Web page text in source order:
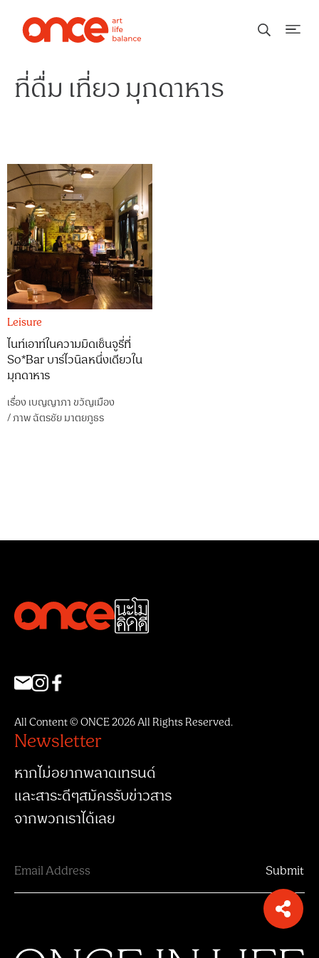
ที่ดื่ม เที่ยว มุกดาหาร
Leisure
ไนท์เอาท์ในความมิดเซ็นจูรี่ที่
So*Bar บาร์ไวนิลหนึ่งเดียวใน
มุกดาหาร
เรื่อง เบญญาภา ขวัญเมือง
/ภาพฉัตรชัย มาตยภูธร
All Content © ONCE 2026 All Rights Reserved.
Newsletter
หากไม่อยากพลาดเทรนด์
และสาระดีๆสมัครรับข่าวสาร
จากพวกเราได้เลย